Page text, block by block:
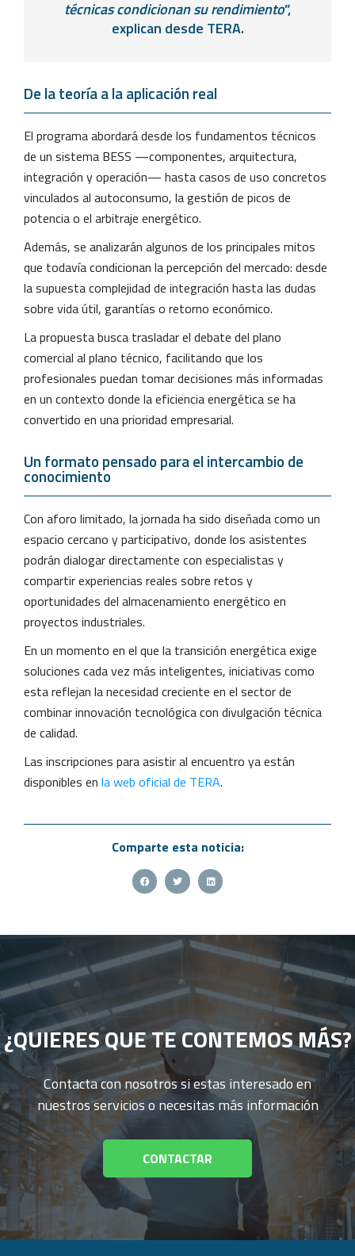
técnicas condicionan su rendimiento”,
explican desde TERA.
De la teoría a la aplicación real
El programa abordará desde los fundamentos técnicos
de un sistema BESS —componentes, arquitectura,
integración y operación— hasta casos de uso concretos
vinculados al autoconsumo, la gestión de picos de
potencia o el arbitraje energético.
Además, se analizarán algunos de los principales mitos
que todavía condicionan la percepción del mercado: desde
la supuesta complejidad de integración hasta las dudas
sobre vida útil, garantías o retorno económico.
La propuesta busca trasladar el debate del plano
comercial al plano técnico, facilitando que los
profesionales puedan tomar decisiones más informadas
en un contexto donde la eficiencia energética se ha
convertido en una prioridad empresarial.
Un formato pensado para el intercambio de
conocimiento
Con aforo limitado, la jornada ha sido diseñada como un
espacio cercano y participativo, donde los asistentes
podrán dialogar directamente con especialistas y
compartir experiencias reales sobre retos y
oportunidades del almacenamiento energético en
proyectos industriales.
En un momento en el que la transición energética exige
soluciones cada vez más inteligentes, iniciativas como
esta reflejan la necesidad creciente en el sector de
combinar innovación tecnológica con divulgación técnica
de calidad.
Las inscripciones para asistir al encuentro ya están
disponibles en la web oficial de TERA.
Comparte esta noticia:
¿QUIERES QUE TE CONTEMOS MÁS?
Contacta con nosotros si estas interesado en
nuestros servicios o necesitas más información
CONTACTAR